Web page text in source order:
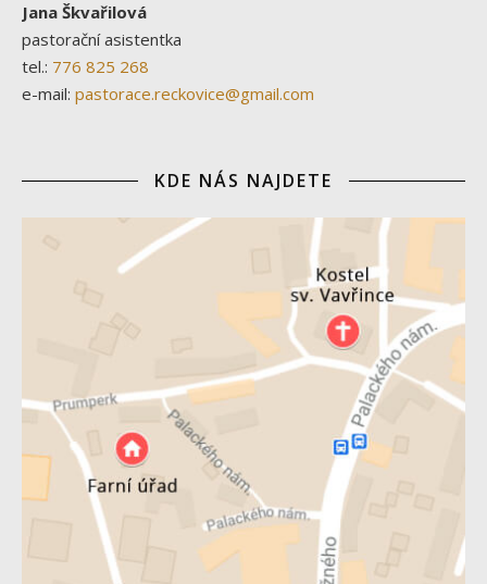
Jana Škvařilová
pastorační asistentka
tel.: 776 825 268
e-mail: pastorace.reckovice@gmail.com
KDE NÁS NAJDETE